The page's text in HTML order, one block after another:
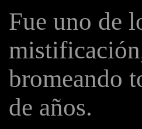
Fue uno de
bromeando
de años.